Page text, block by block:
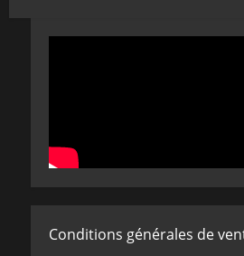
Conditions générales de